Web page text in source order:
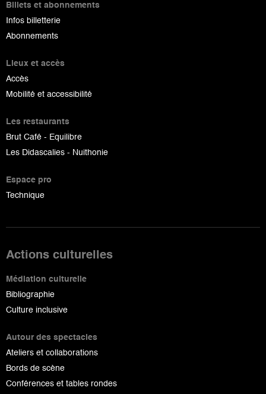
Billets et abonnements
Infos billetterie
Abonnements
Lieux et accès
Accès
Mobilité et accessibilité
Les restaurants
Brut Café - Equilibre
Les Didascalies - Nuithonie
Espace pro
Technique
Actions culturelles
Médiation culturelle
Bibliographie
Culture inclusive
Autour des spectacles
Ateliers et collaborations
Bords de scène
Conférences et tables rondes